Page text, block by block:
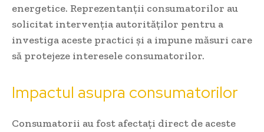
energetice. Reprezentanții consumatorilor au
solicitat intervenția autorităților pentru a
investiga aceste practici și a impune măsuri care
să protejeze interesele consumatorilor.
Impactul asupra consumatorilor
Consumatorii au fost afectați direct de aceste